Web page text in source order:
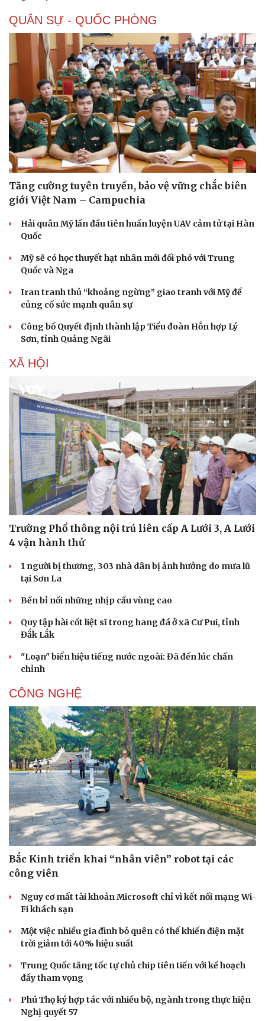
Sức khỏe
Dinh dưỡng - món ngon
Cây thuốc
Sản phụ khoa
Nhi khoa
Làm đẹp - giảm cân
Ăn sạch sống khỏe
Đời sống
Tình yêu - Gia đình
QUÂN SỰ - QUỐC PHÒNG
Tăng cường tuyên truyền, bảo vệ vững chắc biên
giới Việt Nam – Campuchia
Hải quân Mỹ lần đầu tiên huấn luyện UAV cảm tử tại Hàn
Quốc
Mỹ sẽ có học thuyết hạt nhân mới đối phó với Trung
Quốc và Nga
Iran tranh thủ “khoảng ngừng” giao tranh với Mỹ để
củng cố sức mạnh quân sự
Công bố Quyết định thành lập Tiểu đoàn Hỗn hợp Lý
Sơn, tỉnh Quảng Ngãi
XÃ HỘI
Trường Phổ thông nội trú liên cấp A Lưới 3, A Lưới
4 vận hành thử
1 người bị thương, 303 nhà dân bị ảnh hưởng do mưa lũ
tại Sơn La
Bền bỉ nối những nhịp cầu vùng cao
Quy tập hài cốt liệt sĩ trong hang đá ở xã Cư Pui, tỉnh
Đắk Lắk
"Loạn" biển hiệu tiếng nước ngoài: Đã đến lúc chấn
chỉnh
CÔNG NGHỆ
Bắc Kinh triển khai “nhân viên” robot tại các
công viên
Nguy cơ mất tài khoản Microsoft chỉ vì kết nối mạng Wi-
Fi khách sạn
Một việc nhiều gia đình bỏ quên có thể khiến điện mặt
trời giảm tới 40% hiệu suất
Trung Quốc tăng tốc tự chủ chip tiên tiến với kế hoạch
đầy tham vọng
Phú Thọ ký hợp tác với nhiều bộ, ngành trong thực hiện
Nghị quyết 57